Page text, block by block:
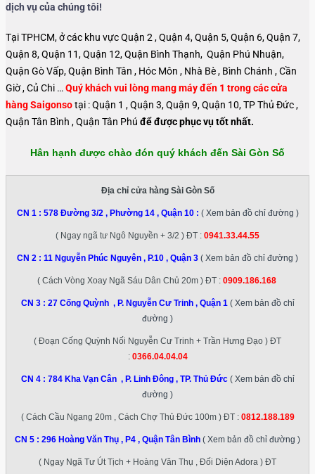
dịch vụ của chúng tôi!
Tại TPHCM, ở các khu vực Quận 2 , Quận 4, Quận 5, Quận 6, Quận 7,
Quận 8, Quận 11, Quận 12, Quận Bình Thạnh, Quận Phú Nhuận,
Quận Gò Vấp, Quận Bình Tân , Hóc Môn , Nhà Bè , Bình Chánh , Cần
Giờ , Củ Chi … Quý khách vui lòng mang máy đến 1 trong các cửa
hàng Saigonsotại : Quận 1 , Quận 3, Quận 9, Quận 10, TP Thủ Đức ,
Quận Tân Bình , Quận Tân Phú để được phục vụ tốt nhất.
Hân hạnh được chào đón quý khách đến Sài Gòn Số
Địa chỉ cửa hàng Sài Gòn Số
CN 1 : 578 Đường 3/2 , Phường 14 , Quận 10: ( Xem bản đồ chỉ đường )
( Ngay ngã tư Ngô Nguyền + 3/2 ) ĐT : 0941.33.44.55
CN 2 : 11 Nguyễn Phúc Nguyên , P.10 , Quận 3 ( Xem bản đồ chỉ đường )
( Cách Vòng Xoay Ngã Sáu Dân Chủ 20m ) ĐT : 0909.186.168
CN 3 : 27 Cống Quỳnh , P. Nguyễn Cư Trinh , Quận 1 ( Xem bản đồ chỉ
đường )
( Đoạn Cống Quỳnh Nối Nguyễn Cư Trinh + Trần Hưng Đạo ) ĐT
: 0366.04.04.04
CN 4 : 784 Kha Vạn Cân , P. Linh Đông , TP. Thủ Đức( Xem bản đồ chỉ
đường )
( Cách Cầu Ngang 20m , Cách Chợ Thủ Đức 100m ) ĐT : 0812.188.189
CN 5 : 296 Hoàng Văn Thụ , P4 , Quận Tân Bình ( Xem bản đồ chỉ đường )
( Ngay Ngã Tư Út Tịch + Hoàng Văn Thụ , Đối Diện Adora ) ĐT